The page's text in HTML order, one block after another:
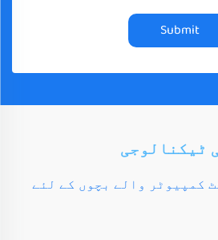
Submit
ٹیکنالوجی
کمپیوٹر والے بچوں کے لئے